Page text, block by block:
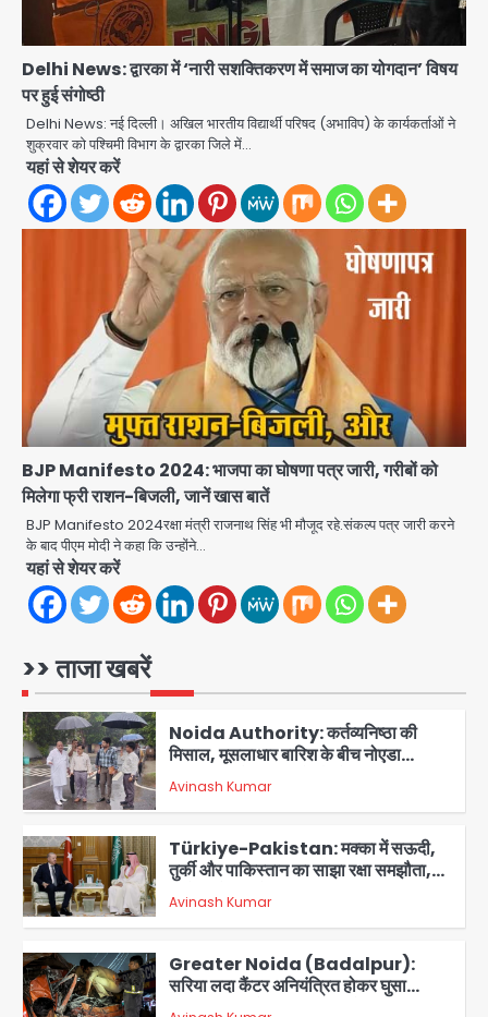
Delhi News: द्वारका में ‘नारी सशक्तिकरण में समाज का योगदान’ विषय
पर हुई संगोष्ठी
Delhi News: नई दिल्ली। अखिल भारतीय विद्यार्थी परिषद (अभाविप) के कार्यकर्ताओं ने
शुक्रवार को पश्चिमी विभाग के द्वारका जिले में…
यहां से शेयर करें
BJP Manifesto 2024: भाजपा का घोषणा पत्र जारी, गरीबों को
मिलेगा फ्री राशन-बिजली, जानें खास बातें
BJP Manifesto 2024रक्षा मंत्री राजनाथ सिंह भी मौजूद रहे.संकल्प पत्र जारी करने
के बाद पीएम मोदी ने कहा कि उन्होंने…
यहां से शेयर करें
>> ताजा खबरें
2
Noida Authority: कर्तव्यनिष्ठा की
मिसाल, मूसलाधार बारिश के बीच नोएडा
आरडब्ल्यूए ने जताया आभार
Avinash Kumar
तुर्की और पाकिस्तान का साझा रक्षा समझौता,
जानें इसके मायने
Avinash Kumar
Greater Noida (Badalpur):
सरिया लदा कैंटर अनियंत्रित होकर घुसा
किराना दुकान में , ड्राइवर की मौत
Avinash Kumar
5
DC Movie Review: लोकेश कनगराज की
एक्टिंग डेब्यू फिल्म विजुअली स्ट्राइकिंग लेकिन
स्क्रीनप्ले में कमजोर, लेकिन कहानी अधूरी रह
गई, 3 स्टार रेटिंग
1
Felix Hospital Noida: फेलिक्स
हॉस्पिटल और नोएडा लोक मंच की पहल, अब
डॉक्टर परामर्श सुविधा
2
आरडब्ल्यूए ने जताया आभार
Avinash Kumar
3
Türkiye-Pakistan: मक्का में सऊदी,
जानें इसके मायने
4
Greater Noida (Badalpur):
सरिया लदा कैंटर अनियंत्रित होकर घुसा
किराना दुकान में , ड्राइवर की मौत
DC Movie Review: लोकेश कनगराज की
एक्टिंग डेब्यू फिल्म विजुअली स्ट्राइकिंग लेकिन